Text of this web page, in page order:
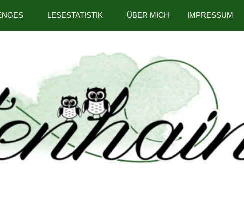
LESESTATISTIK ÜBER MICH IMPRESSUM